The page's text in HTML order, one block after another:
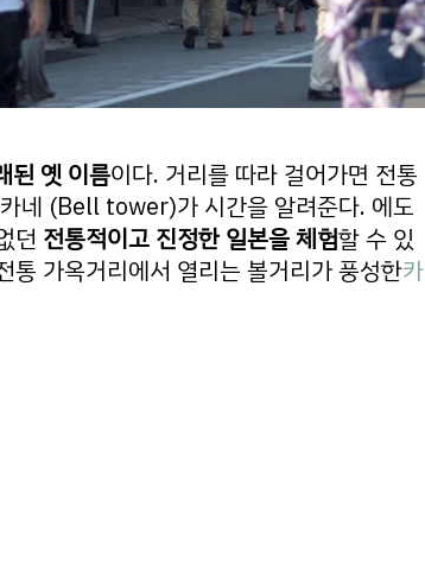
된 옛 이름이다. 거리를 따라 걸어가면 전통
네 (Bell tower)가 시간을 알려준다. 에도
던 전통적이고 진정한 일본을 체험할 수 있
통 가옥거리에서 열리는 볼거리가 풍성한카